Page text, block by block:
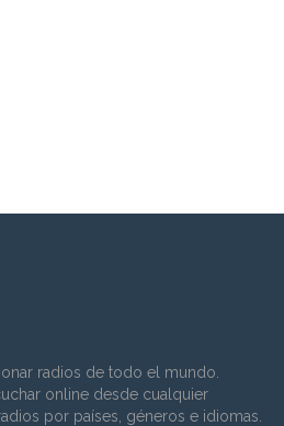
radios de todo el mundo.
online desde cualquier
por países, géneros e idiomas.